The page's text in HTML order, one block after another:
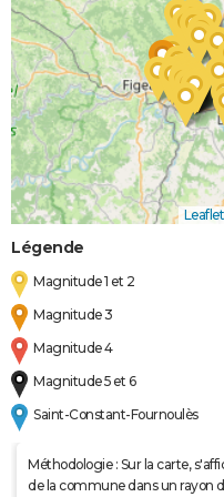
Leaflet
Légende
Magnitude 1 et 2
Magnitude 3
Magnitude 4
Magnitude 5 et 6
Saint-Constant-Fournoulès
Méthodologie : Sur la carte,
de la commune dans un rayon